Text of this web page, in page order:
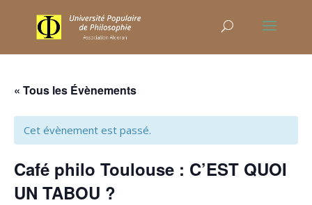
« Tous les Évènements
Cet évènement est passé.
Café philo Toulouse : C’EST QUOI
UN TABOU ?